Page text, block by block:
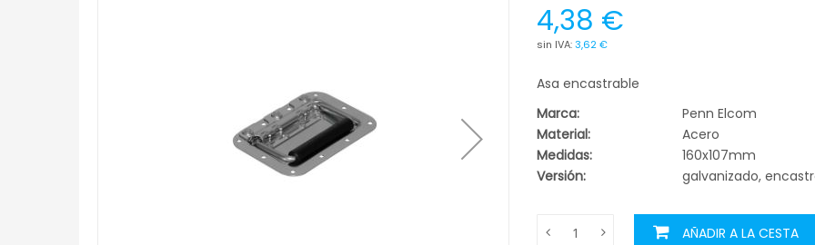
4,38 €
3,62 €
Asa encastrable
Marca:
Penn Elcom
Material:
Acero
Medidas:
160x107mm
Versión:
galvanizado,
AÑADIR A LA CESTA